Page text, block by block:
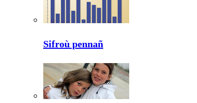
Sifroù pennañ